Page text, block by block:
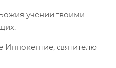
учении твоими
Иннокентие, святителю